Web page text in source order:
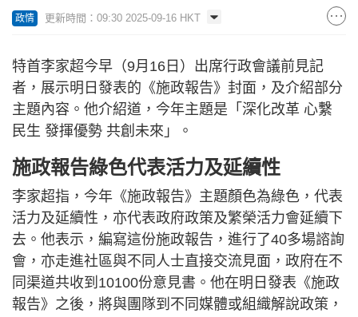
政情 更新時間：09:30 2025-09-16 HKT
特首李家超今早（9月16日）出席行政會議前見記
者，展示明日發表的《施政報告》封面，及介紹部分
主題內容。他介紹道，今年主題是「深化改革 心繫
民生 發揮優勢 共創未來」。
施政報告綠色代表活力及延續性
李家超指，今年《施政報告》主題顏色為綠色，代表
活力及延續性，亦代表政府政策及繁榮活力會延續下
去。他表示，編寫這份施政報告，進行了40多場諮詢
會，亦走進社區與不同人士直接交流見面，政府在不
同渠道共收到10100份意見書。他在明日發表《施政
報告》之後，將與團隊到不同媒體或組織解說政策，